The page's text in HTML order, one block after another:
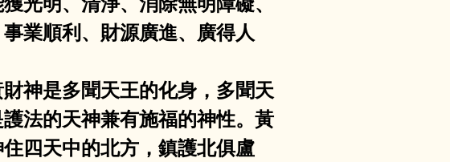
業順利、財源廣進、廣得人
神是多聞天王的化身，多聞天
法的天神兼有施福的神性。黃
四天中的北方，鎮護北俱盧